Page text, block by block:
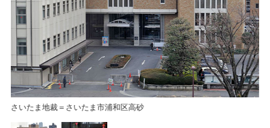
さいたま地裁＝さいたま市浦和区高砂